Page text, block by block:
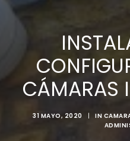
CÁMARAS
31 MAYO, 2020 | IN